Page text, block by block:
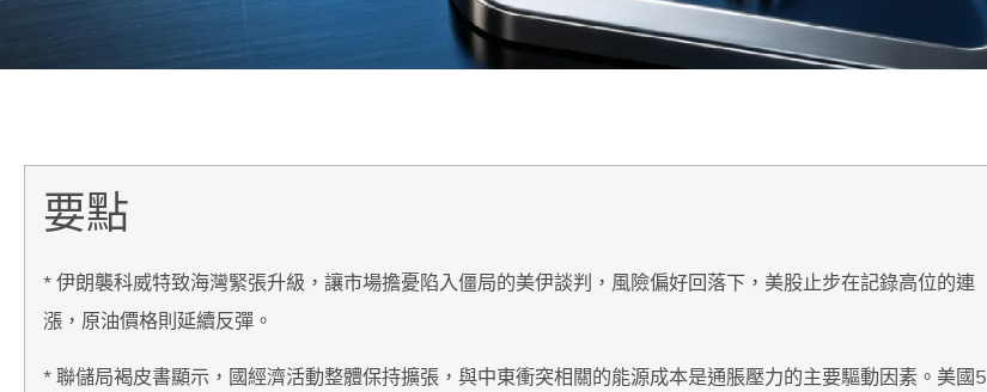
要點
* 伊朗襲科威特致海灣緊張升級，讓市場擔憂陷入僵局的美伊談判，風險偏好回落下，美股止步在記錄高位的連
漲，原油價格則延續反彈。
* 聯儲局褐皮書顯示，國經濟活動整體保持擴張，與中東衝突相關的能源成本是通脹壓力的主要驅動因素。美國5